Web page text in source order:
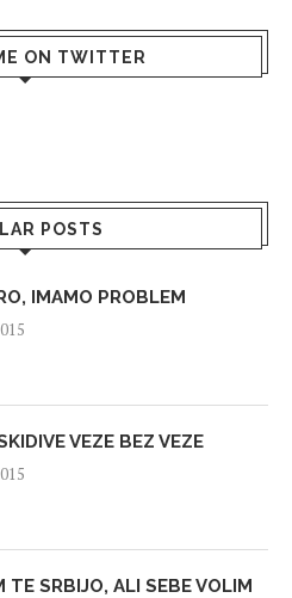
ON TWITTER
POSTS
IMAMO PROBLEM
VEZE BEZ VEZE
TE SRBIJO, ALI SEBE VOLIM